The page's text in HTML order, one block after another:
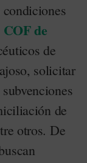
COF de
de
solicitar
de
otros. De